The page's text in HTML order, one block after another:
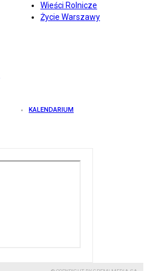
Wieści Rolnicze
Życie Warszawy
KALENDARIUM